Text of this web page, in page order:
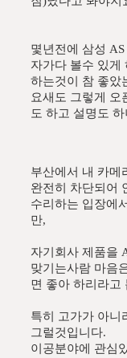
몇년전에 삼성
자가다 볼수 있게
하는것이 참 좋았
요새도 그렇게 오
도 하고 설명도
부산에서 내 카메
완전히 차단되어
수리하는 입장에
만,
자기회사 제품을
맞기는사람 마음
면 좋아 하리라고
특히 고가가 아니
그럴것입니다.
이공분야에 관심